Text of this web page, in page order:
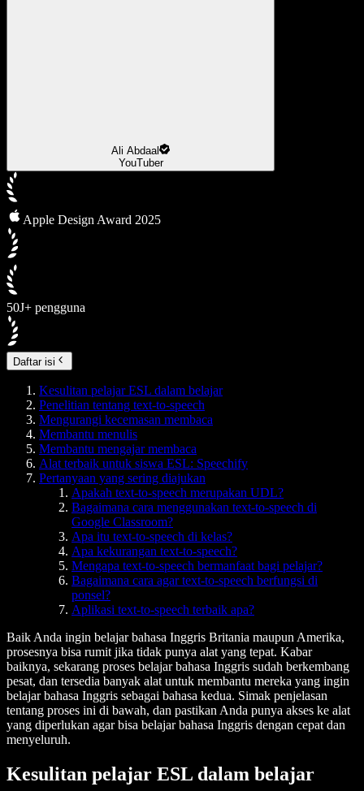
Ali Abdaal
YouTuber
Apple Design Award 2025
50J+ pengguna
Daftar isi
Kesulitan pelajar ESL dalam belajar
Penelitian tentang text-to-speech
Mengurangi kecemasan membaca
Membantu menulis
Membantu mengajar membaca
Alat terbaik untuk siswa ESL: Speechify
Pertanyaan yang sering diajukan
Apakah text-to-speech merupakan UDL?
Bagaimana cara menggunakan text-to-speech di
Google Classroom?
Apa itu text-to-speech di kelas?
Apa kekurangan text-to-speech?
Mengapa text-to-speech bermanfaat bagi pelajar?
Bagaimana cara agar text-to-speech berfungsi di
ponsel?
Aplikasi text-to-speech terbaik apa?
Baik Anda ingin belajar bahasa Inggris Britania maupun Amerika,
prosesnya bisa rumit jika tidak punya alat yang tepat. Kabar
baiknya, sekarang proses belajar bahasa Inggris sudah berkembang
pesat, dan tersedia banyak alat untuk membantu mereka yang ingin
belajar bahasa Inggris sebagai bahasa kedua. Simak penjelasan
tentang proses ini di bawah, dan pastikan Anda punya akses ke alat
yang diperlukan agar bisa belajar bahasa Inggris dengan cepat dan
menyeluruh.
Kesulitan pelajar ESL dalam belajar